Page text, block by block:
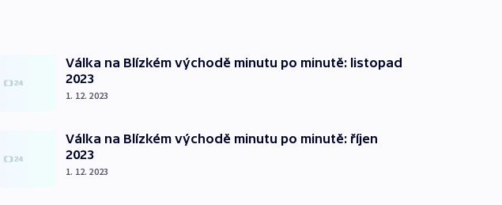
Válka na Blízkém východě minutu po minutě: listopad
2023
1. 12. 2023
Válka na Blízkém východě minutu po minutě: říjen
2023
1. 12. 2023